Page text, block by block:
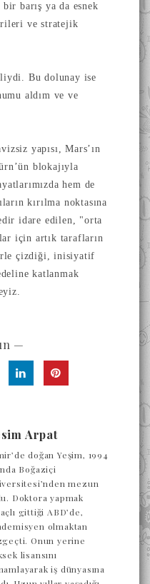
bir barış ya da esnek
ve stratejik
Bu dolunay ise
aldım ve ve
yapısı, Mars’ın
blokajıyla
hem de
kırılma noktasına
idare edilen, "orta
için artık tarafların
çizdiği, inisiyatif
katlanmak
—
Arpat
doğan Yeşim, 1994
Boğaziçi
mezun
Doktora yapmak
gittiği ABD’de,
olmaktan
Onun yerine
lisansını
iş dünyasına